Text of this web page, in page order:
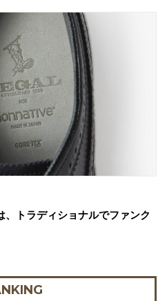
トラディショナルでファンク